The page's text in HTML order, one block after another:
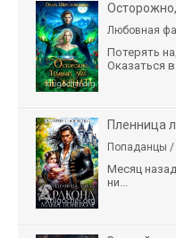
Любовная
Потерять
Оказаться
Пленница
Попаданцы /
Месяц
ни...